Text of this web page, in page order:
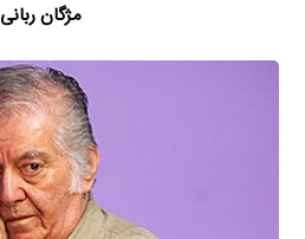
مژگان ربانی